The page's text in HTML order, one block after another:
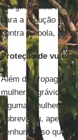
marginalizada e à
para a redução da
contra o ebola,
Proteção de
Além da
mulheres grávidas
algumas mulheres
sobreviveu, apesar
nenhum caso que o